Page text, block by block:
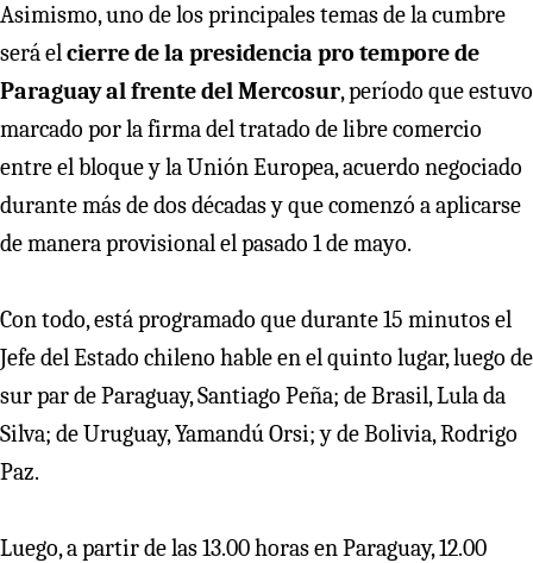
Asimismo, uno de los principales temas de la cumbre
será elcierre de la presidencia pro tempore de
Paraguay al frente del Mercosur, período que estuvo
marcado por la firma del tratado de libre comercio
entre el bloque y la Unión Europea, acuerdo negociado
durante más de dos décadas y que comenzó a aplicarse
de manera provisional el pasado 1 de mayo.
Con todo, está programado que durante 15 minutos el
Jefe del Estado chileno hable en el quinto lugar, luego de
sur par de Paraguay, Santiago Peña; de Brasil, Lula da
Silva; de Uruguay, Yamandú Orsi; y de Bolivia, Rodrigo
Paz.
Luego, a partir de las 13.00 horas en Paraguay, 12.00